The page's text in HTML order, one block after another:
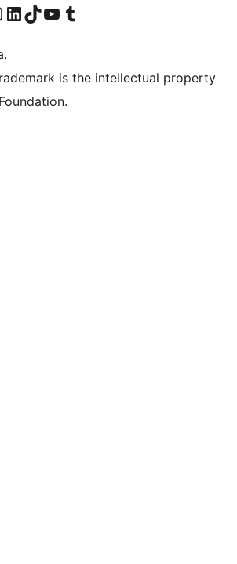
paskyroje
Instagram account
Visit our LinkedIn account
Apsilankykite mūsų TikTok paskyroje
Visit our YouTube channel
Apsilankykite mūsų Tumblr paskyroje
is the intellectual property